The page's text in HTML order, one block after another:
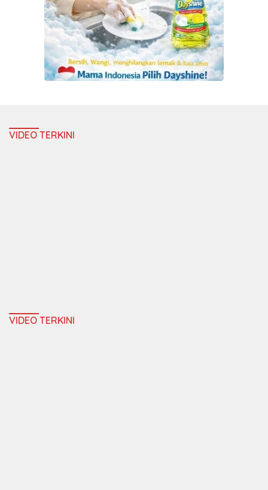
VIDEO TERKINI
VIDEO TERKINI